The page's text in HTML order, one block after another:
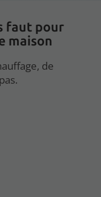
faut pour
maison
de